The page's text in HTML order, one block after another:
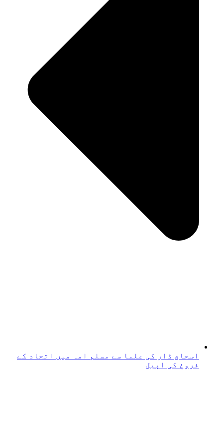
اسحاق ڈار کی علما سے مسلم امہ میں اتحاد کے
فروغ کی اپیل